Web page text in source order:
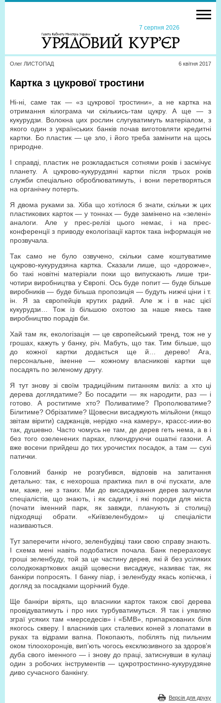
7 серпня 2026
Олег ЛИСТОПАД 6 квiтня 2017
Картка з цукрової тростини
Ні-ні, саме так — «з цукрової тростини», а не картка на
отримання кілограма чи скількись-там цукру. А ще — з
кукурудзи. Волокна цих рослин слугуватимуть матеріалом, з
якого один з українських банків почав виготовляти кредитні
картки. Бо пластик — це зло, і його треба замінити на щось
природне.
І справді, пластик не розкладається сотнями років і засмічує
планету. А цукрово-кукурудзяні картки після трьох років
служби спеціально оброблюватимуть, і вони перетворяться
на органічну потерть.
Я двома руками за. Хіба що хотілося б знати, скільки ж цих
пластикових карток — у тоннах — буде замінено на «зелені»
аналоги. Але у прес-релізі цього немає, і на прес-
конференції з приводу екологізації карток така інформація не
прозвучала.
Так само не було озвучено, скільки саме коштуватиме
цукрово-кукурудзяна картка. Сказали лише, що «дорожче»,
бо такі новітні матеріали поки що випускають лише три-
чотири виробництва у Європі. Ось буде попит — буде більше
виробників — буде більша пропозиція — будуть нижчі ціни і т.
ін. Я за європейців крутих радий. Але ж і в нас цієї
кукурудзи… Тож із більшою охотою за наше якесь таке
виробництво порадів би.
Хай там як, екологізація — це європейський тренд, тож не у
грошах, кажуть у банку, річ. Мабуть, що так. Тим більше, що
до кожної картки додається ще й… дерево! Ага,
персональне, іменне — кожному власникові картки ще
посадять по зеленому другу.
Я тут знову зі своїм традиційним питанням виліз: а хто ці
дерева доглядатиме? Бо посадити — як народити, раз — і
готово. А роститиме хто? Поливатиме? Прополюватиме?
Білитиме? Обрізатиме? Щовесни висаджують мільйони (якщо
звітам вірити) саджанців, нерідко «на камеру», крассс-иии-во
так, душевно. Часто чомусь не там, де дерев геть нема, а в і
без того озеленених парках, плюндруючи ошатні газони. А
вже восени прийдеш до тих урочистих посадок, а там — сухі
патички.
Головний банкір не розгубився, відповів на запитання
детально: так, є нехороша практика пил в очі пускати, але
ми, каже, не з таких. Ми до висаджування дерев залучили
спеціалістів, що знають, і як садити, і які породи для міста
(почати іменний парк, як завжди, планують зі столиці)
підходящі обрати. «Київзеленбудом» ці спеціалісти
називаються.
Тут заперечити нічого, зеленбудівці таки свою справу знають.
І схема мені навіть подобатися почала. Банк перераховує
гроші зеленбуду, той за це частину дерев, які й без усіляких
солодкокарткових акцій щовесни висаджує, називає так, як
банкіри попросять. І банку піар, і зеленбуду якась копієчка, і
догляд за посадками щорічний буде.
Ще банкіри вірять, що власники карток також свої дерева
провідуватимуть і про них турбуватимуться. Я так і уявляю
зграї усяких там «мерседесів» і «БМВ», припаркованих біля
якогось скверу. І власників цих сталевих коней з лопатами в
руках та відрами вапна. Покопають, побілять під пильним
оком тілоохоронців, вип’ють чогось ексклюзивного за здоров’я
дуба свого іменного — і знову до праці, затиснувши в кулаці
один з робочих інструментів — цукротростинно-кукурудзяне
диво сучасного банкінгу.
Версія для друку